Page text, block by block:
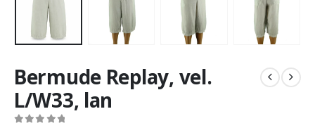
Bermude Replay, vel.
L/W33, lan